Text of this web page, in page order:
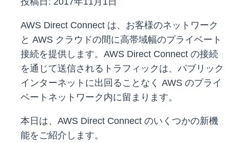
AWS Direct Connect は、お客様のネットワーク
と AWS クラウドの間に高帯域幅のプライベート
接続を提供します。AWS Direct Connect の接続
を通じて送信されるトラフィックは、パブリック
インターネットに出回ることなく AWS のプライ
ベートネットワーク内に留まります。
本日は、AWS Direct Connect のいくつかの新機
能をご紹介します。